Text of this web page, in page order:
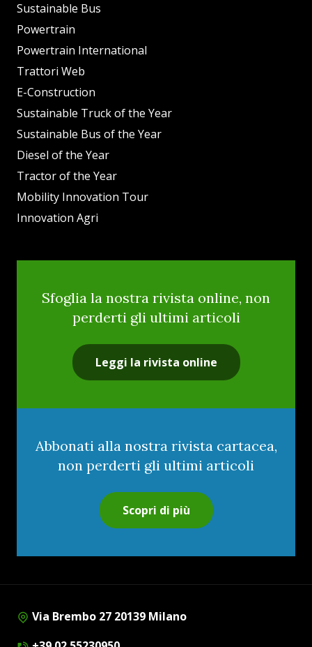
Sustainable Bus
Powertrain
Powertrain International
Trattori Web
E-Construction
Sustainable Truck of the Year
Sustainable Bus of the Year
Diesel of the Year
Tractor of the Year
Mobility Innovation Tour
Innovation Agri
Sfoglia la nostra rivista online, non
perderti gli ultimi articoli
Leggi la rivista online
Abbonati alla nostra rivista cartacea,
non perderti gli ultimi articoli
Scopri di più
Via Brembo 27 20139 Milano